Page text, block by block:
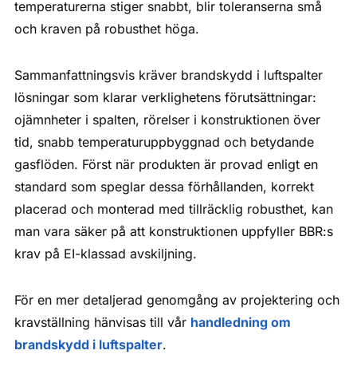
temperaturerna stiger snabbt, blir toleranserna små
och kraven på robusthet höga.
Sammanfattningsvis kräver brandskydd i luftspalter
lösningar som klarar verklighetens förutsättningar:
ojämnheter i spalten, rörelser i konstruktionen över
tid, snabb temperaturuppbyggnad och betydande
gasflöden. Först när produkten är provad enligt en
standard som speglar dessa förhållanden, korrekt
placerad och monterad med tillräcklig robusthet, kan
man vara säker på att konstruktionen uppfyller BBR:s
krav på EI-klassad avskiljning.
För en mer detaljerad genomgång av projektering och
kravställning hänvisas till vår handledning om
brandskydd i luftspalter.